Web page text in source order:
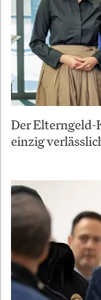
Der Elterngeld-
einzig